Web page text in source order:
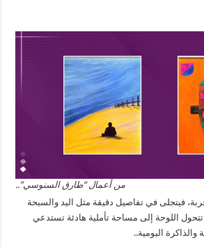
من أعمال “طارق السنوسي”..
فيتجلى في تفاصيل دقيقة مثل اليد والسبحة
اللوحة إلى مساحة تأملية هادئة تستدعي
والذاكرة اليومية..